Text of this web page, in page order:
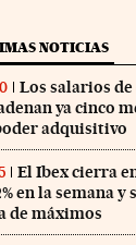
NOTICIAS
Los salarios
ya cinco
adquisitivo
El Ibex cierra
en la semana y
de máximos